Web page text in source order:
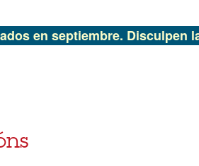
septiembre. Disculpen las